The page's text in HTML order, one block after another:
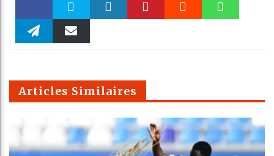
Faceboo Twitter
m
Articles Similaires